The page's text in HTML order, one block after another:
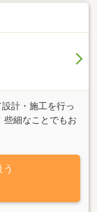
計・施工を行っ
些細なことでもお
々なご提案をさ